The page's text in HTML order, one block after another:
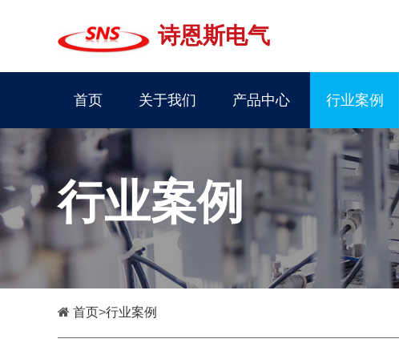
诗恩斯电气
首页 关于我们 产品中心 行业案例
行业案例
首页>行业案例